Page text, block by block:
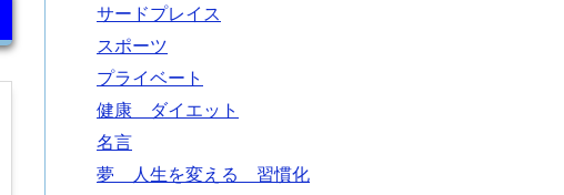
サードプレイス
スポーツ
プライベート
健康 ダイエット
名言
夢 人生を変える 習慣化